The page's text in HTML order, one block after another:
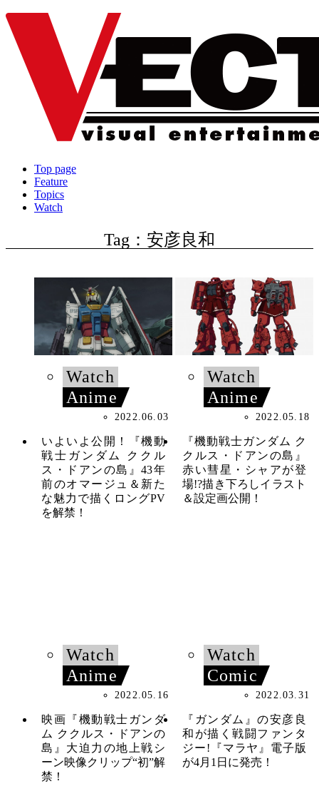
Top page
Feature
Topics
Watch
Tag：安彦良和
Watch
Anime
2022.06.03
いよいよ公開！『機動
戦士ガンダム ククル
ス・ドアンの島』43年
前のオマージュ＆新た
な魅力で描くロングPV
を解禁！
Watch
Anime
2022.05.18
『機動戦士ガンダム ク
クルス・ドアンの島』
赤い彗星・シャアが登
場!?描き下ろしイラスト
＆設定画公開！
Watch
Anime
2022.05.16
映画『機動戦士ガンダ
ム ククルス・ドアンの
島』大迫力の地上戦シ
ーン映像クリップ“初”解
禁！
Watch
Comic
2022.03.31
『ガンダム』の安彦良
和が描く戦闘ファンタ
ジー!『マラヤ』電子版
が4月1日に発売！